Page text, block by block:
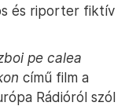
és riporter fiktív
pe calea
című film a
Rádióról szól